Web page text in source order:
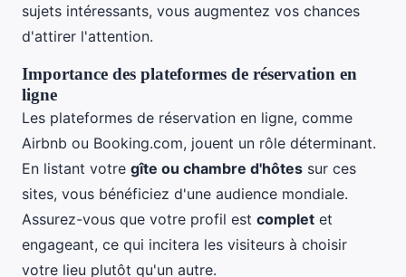
sujets intéressants, vous augmentez vos chances
d'attirer l'attention.
Importance des plateformes de réservation en
ligne
Les plateformes de réservation en ligne, comme
Airbnb ou Booking.com, jouent un rôle déterminant.
En listant votre gîte ou chambre d'hôtes sur ces
sites, vous bénéficiez d'une audience mondiale.
Assurez-vous que votre profil est complet et
engageant, ce qui incitera les visiteurs à choisir
votre lieu plutôt qu'un autre.